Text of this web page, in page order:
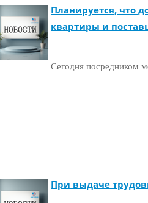
Планируется, что
квартиры и
Сегодня посредником
При выдаче